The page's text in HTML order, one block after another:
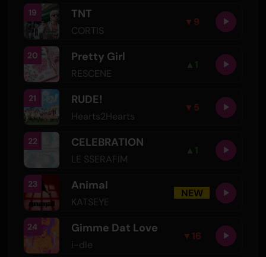
19 TNT
CORTIS
▼ 9
20 Pretty Girl
RESCENE
▲ 1
21 RUDE!
Hearts2Hearts
▼ 5
22 CELEBRATION
LE SSERAFIM
▲ 1
23 Animal
KATSEYE
NEW
24 Gimme Dat Love
i-dle
▼ 16